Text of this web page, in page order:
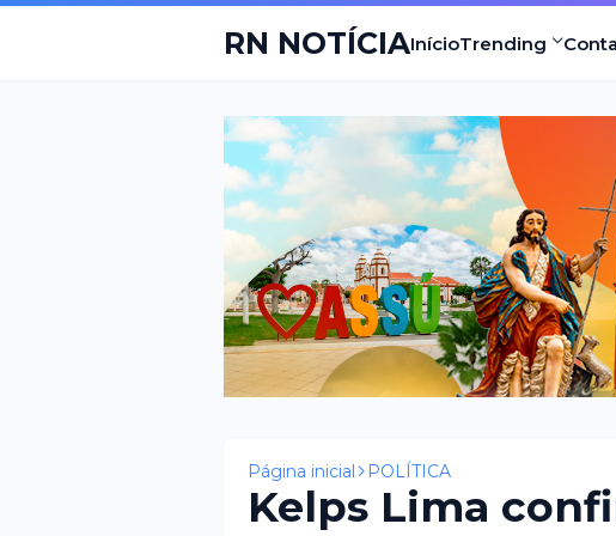
RN NOTÍCIAInícioTrending
Página inicial POLÍTICA
Kelps Lima